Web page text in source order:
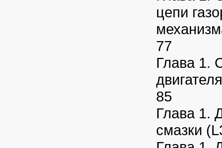
цепи
77
Глава 1.
85
Глава 1.
смазки